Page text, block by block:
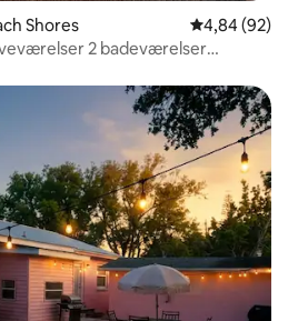
Shores 4,84 ud af 5 i
4,84 (92)
2 badeværelser